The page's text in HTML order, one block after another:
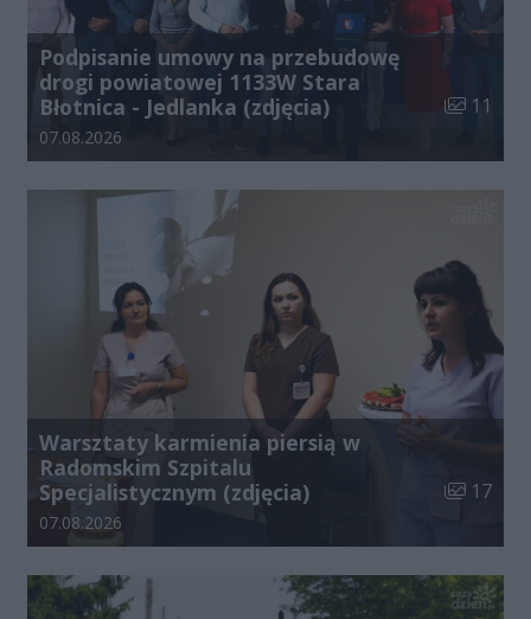
Podpisanie umowy na przebudowę
drogi powiatowej 1133W Stara
Błotnica - Jedlanka (zdjęcia)
Liczba
11
Data dodania galerii:
07.08.2026
Warsztaty karmienia piersią w
Radomskim Szpitalu
Specjalistycznym (zdjęcia)
Liczba
17
Data dodania galerii:
07.08.2026